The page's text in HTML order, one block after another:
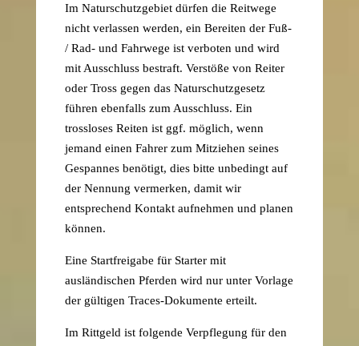
Im Naturschutzgebiet dürfen die Reitwege
nicht verlassen werden, ein Bereiten der Fuß-
/ Rad- und Fahrwege ist verboten und wird
mit Ausschluss bestraft. Verstöße von Reiter
oder Tross gegen das Naturschutzgesetz
führen ebenfalls zum Ausschluss. Ein
trossloses Reiten ist ggf. möglich, wenn
jemand einen Fahrer zum Mitziehen seines
Gespannes benötigt, dies bitte unbedingt auf
der Nennung vermerken, damit wir
entsprechend Kontakt aufnehmen und planen
können.
Eine Startfreigabe für Starter mit
ausländischen Pferden wird nur unter Vorlage
der gültigen Traces-Dokumente erteilt.
Im Rittgeld ist folgende Verpflegung für den